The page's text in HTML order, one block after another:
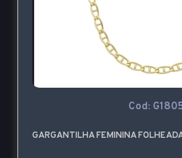
Cod:
GARGANTILHA FEMININA